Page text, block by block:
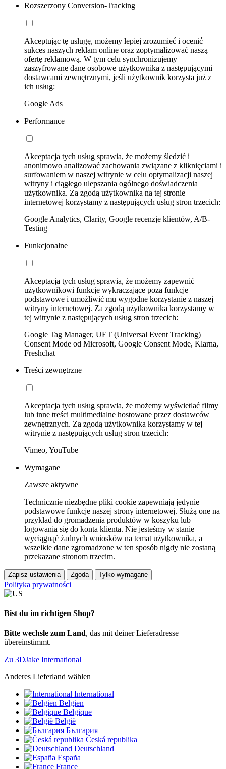
Rozszerzony Conversion-Tracking
Akceptując tę usługę, możemy lepiej zrozumieć i ocenić
sukces naszych reklam online oraz zoptymalizować naszą
ofertę reklamową. W tym celu synchronizujemy
zaszyfrowane dane osobowe użytkownika z następującymi
dostawcami zewnętrznymi, jeśli użytkownik korzysta już z
ich usług:
Google Ads
Performance
Akceptacja tych usług sprawia, że możemy śledzić i
anonimowo analizować zachowania związane z kliknięciami i
surfowaniem w naszej witrynie w celu optymalizacji naszej
witryny i ciągłego ulepszania ogólnego doświadczenia
użytkownika. Za zgodą użytkownika na tej stronie
internetowej korzystamy z następujących usług stron trzecich:
Google Analytics, Clarity, Google recenzje klientów, A/B-
Testing
Funkcjonalne
Akceptacja tych usług sprawia, że możemy zapewnić
użytkownikowi funkcje wykraczające poza funkcje
podstawowe i umożliwić mu wygodne korzystanie z naszej
witryny internetowej. Za zgodą użytkownika korzystamy w
tej witrynie z następujących usług stron trzecich:
Google Tag Manager, UET (Universal Event Tracking)
Consent Mode od Microsoft, Google Consent Mode, Klarna,
Freshchat
Treści zewnętrzne
Akceptacja tych usług sprawia, że możemy wyświetlać filmy
lub inne treści multimedialne hostowane przez dostawców
zewnętrznych. Za zgodą użytkownika korzystamy w tej
witrynie z następujących usług stron trzecich:
Vimeo, YouTube
Wymagane
Zawsze aktywne
Technicznie niezbędne pliki cookie zapewniają jedynie
podstawowe funkcje naszej strony internetowej. Służą one na
przykład do gromadzenia produktów w koszyku lub
logowania się do konta klienta. Nie jesteśmy w stanie
wyciągnąć żadnych wniosków na temat użytkownika, a
wszelkie dane zgromadzone w ten sposób nigdy nie zostaną
przekazane stronom trzecim.
Zapisz ustawienia Zgoda Tylko wymagane
Polityka prywatności
Bist du im richtigen Shop?
Bitte wechsle zum Land, das mit deiner Lieferadresse
übereinstimmt.
Zu 3DJake International
Anderes Lieferland wählen
International
Belgien
Belgique
België
България
Česká republika
Deutschland
España
France